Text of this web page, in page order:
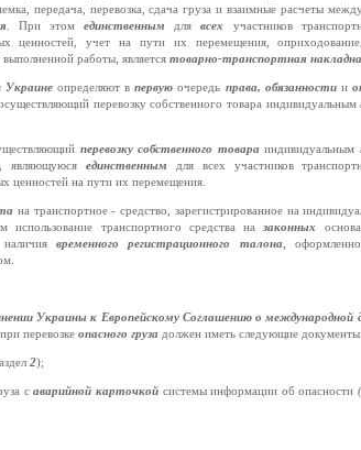
передача, перевозка, сдача груза и взаимные расчеты
. При этомединственным длявсех участников
ценностей, учет на пути их перемещения,
выполненной работы, является товарно-транспортная
Украине определяют впервуюочередь права, обязанности и
перевозку собственного товара
перевозку собственного товара индивидуальным
являющуюсяединственным для всех участников
ценностей на пути их перемещения.
на транспортное - средство, зарегистрированное на
использование транспортного средства назаконных
временного регистрационного талона
Украины к Европейскому Соглашению о международной
перевозке опасного груза должен иметь следующие документы:
2);
саварийной карточкой системы информации об опасности (